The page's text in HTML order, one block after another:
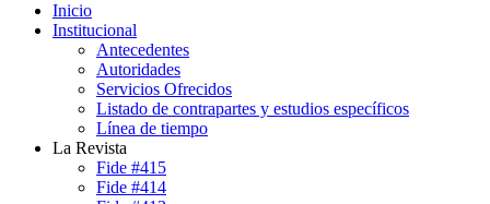
Inicio
Institucional
Antecedentes
Autoridades
Servicios Ofrecidos
Listado de contrapartes y estudios específicos
Línea de tiempo
La Revista
Fide #415
Fide #414